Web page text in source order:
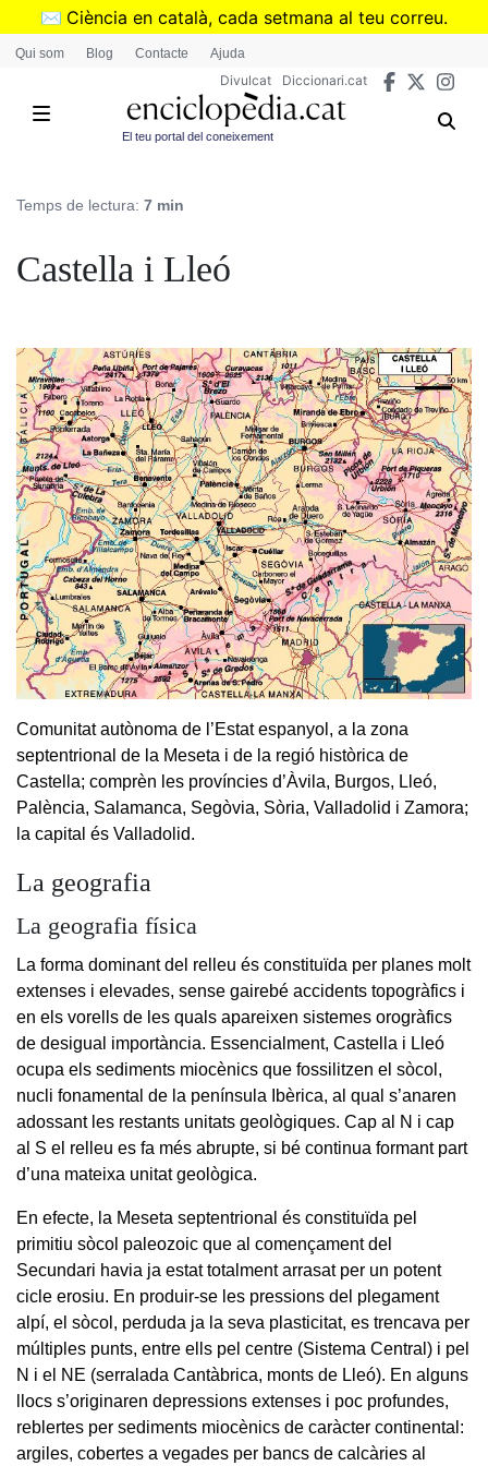
Vés
✉️ Ciència en català, cada setmana al teu correu.
➜Subscriu-te al butlletí de Divulcat
Qui som Blog Contacte Ajuda
Divulcat Diccionari.cat
El teu portal del coneixement
Temps de lectura: 7 min
Castella i Lleó
Comunitat autònoma de l’Estat espanyol, a la zona
septentrional de la Meseta i de la regió històrica de
Castella; comprèn les províncies d’Àvila, Burgos, Lleó,
Palència, Salamanca, Segòvia, Sòria, Valladolid i Zamora;
la capital és Valladolid.
La geografia
La geografia física
La forma dominant del relleu és constituïda per planes molt
extenses i elevades, sense gairebé accidents topogràfics i
en els vorells de les quals apareixen sistemes orogràfics
de desigual importància. Essencialment, Castella i Lleó
ocupa els sediments miocènics que fossilitzen el sòcol,
nucli fonamental de la península Ibèrica, al qual s’anaren
adossant les restants unitats geològiques. Cap al N i cap
al S el relleu es fa més abrupte, si bé continua formant part
d’una mateixa unitat geològica.
En efecte, la Meseta septentrional és constituïda pel
primitiu sòcol paleozoic que al començament del
Secundari havia ja estat totalment arrasat per un potent
cicle erosiu. En produir-se les pressions del plegament
alpí, el sòcol, perduda ja la seva plasticitat, es trencava per
múltiples punts, entre ells pel centre (Sistema Central) i pel
N i el NE (serralada Cantàbrica, monts de Lleó). En alguns
llocs s’originaren depressions extenses i poc profundes,
reblertes per sediments miocènics de caràcter continental:
argiles, cobertes a vegades per bancs de calcàries al